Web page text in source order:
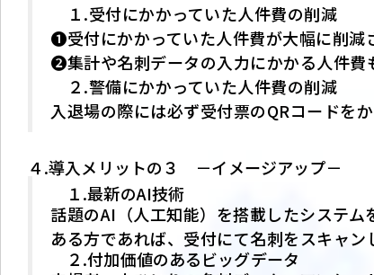
１.受付にかかっていた人件費の削減
❶受付にかかっていた人件費が大幅に削減
❷集計や名刺データの入力にかかる人件費
２.警備にかかっていた人件費の削減
入退場の際には必ず受付票のQRコードを
４.導入メリットの３ －イメージアップ－
１.最新のAI技術
話題のAI（人工知能）を搭載したシステ
ある方であれば、受付にて名刺をスキャ
２.付加価値のあるビッグデータ